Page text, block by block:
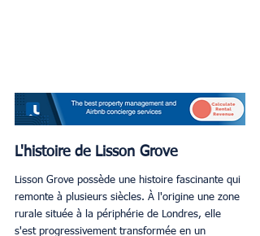
L'histoire de Lisson Grove
Lisson Grove possède une histoire fascinante qui
remonte à plusieurs siècles. À l'origine une zone
rurale située à la périphérie de Londres, elle
s'est progressivement transformée en un